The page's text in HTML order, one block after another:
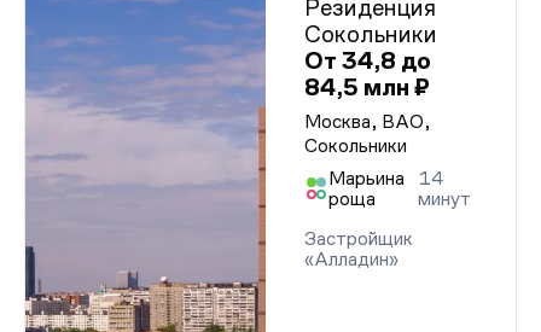
Резиденция
Сокольники
От 34,8 до
84,5 млн ₽
Москва, ВАО,
Сокольники
Марьина
роща
14
минут
Застройщик
«Алладин»